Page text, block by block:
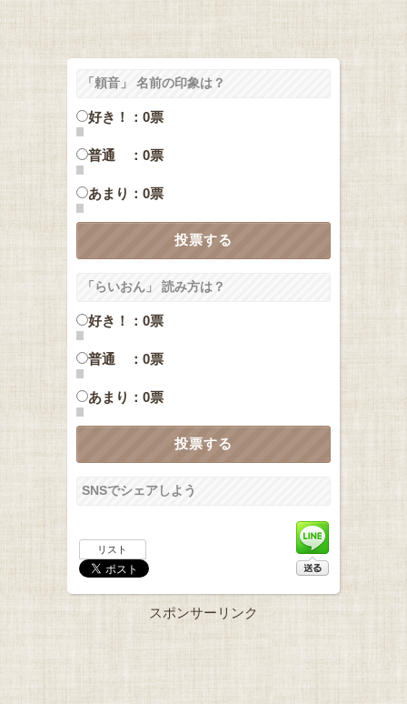
「頼音」 名前の印象は？
好き！：0票
普通 ：0票
あまり：0票
「らいおん」 読み方は？
好き！：0票
普通 ：0票
あまり：0票
SNSでシェアしよう
リスト
スポンサーリンク